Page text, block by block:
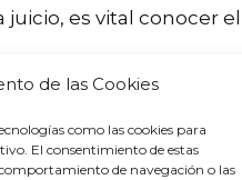
de las Cookies
como las cookies para
El consentimiento de estas
de navegación o las
juicio, es vital conocer
Esta comunicación